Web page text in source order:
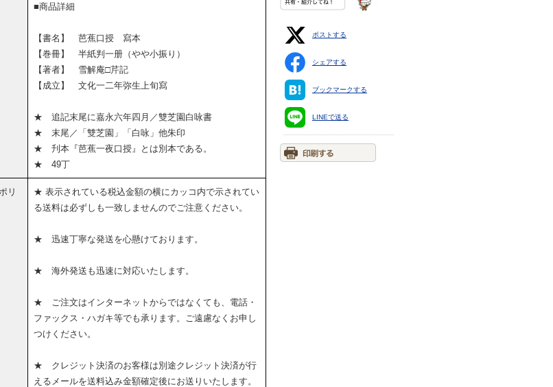
■商品詳細
【書名】 芭蕉口授 寫本
【巻冊】 半紙判一册（やや小振り）
【著者】 雪解庵□芹記
【成立】 文化一二年弥生上旬寫
★ 追記末尾に嘉永六年四月／雙芝園白咏書
★ 末尾／「雙芝園」「白咏」他朱印
★ 刋本『芭蕉一夜口授』とは別本である。
★ 49丁
リ
★ 表示されている税込金額の横にカッコ内で示されてい
る送料は必ずしも一致しませんのでご注意ください。
★ 迅速丁寧な発送を心懸けております。
★ 海外発送も迅速に対応いたします。
★ ご注文はインターネットからではなくても、電話・
ファックス・ハガキ等でも承ります。ご遠慮なくお申し
つけください。
★ クレジット決済のお客様は別途クレジット決済が行
えるメールを送料込み金額確定後にお送りいたします。
ポストする
シェアする
ブックマークする
LINEで送る